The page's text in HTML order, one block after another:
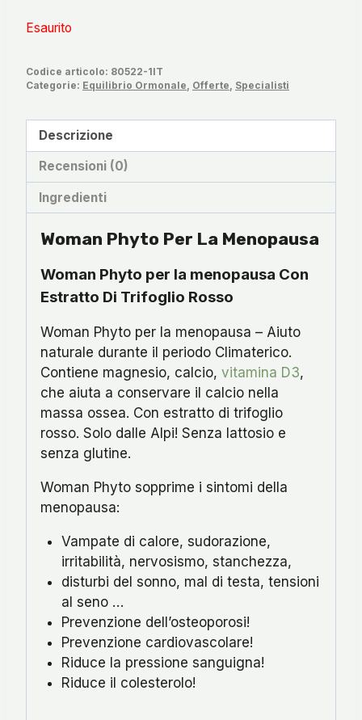
Esaurito
Codice articolo: 80522-1IT
Categorie: Equilibrio Ormonale, Offerte, Specialisti
Descrizione
Recensioni (0)
Ingredienti
Woman Phyto Per La Menopausa
Woman Phyto per la menopausa Con
Estratto Di Trifoglio Rosso
Woman Phyto per la menopausa – Aiuto
naturale durante il periodo Climaterico.
Contiene magnesio, calcio, vitamina D3,
che aiuta a conservare il calcio nella
massa ossea. Con estratto di trifoglio
rosso. Solo dalle Alpi! Senza lattosio e
senza glutine.
Woman Phyto sopprime i sintomi della
menopausa:
Vampate di calore, sudorazione,
irritabilità, nervosismo, stanchezza,
disturbi del sonno, mal di testa, tensioni
al seno …
Prevenzione dell’osteoporosi!
Prevenzione cardiovascolare!
Riduce la pressione sanguigna!
Riduce il colesterolo!